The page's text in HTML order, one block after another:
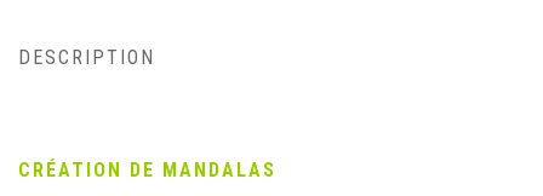
DESCRIPTION
CRÉATION DE MANDALAS